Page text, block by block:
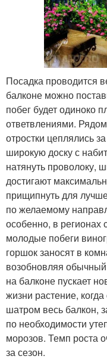
Посадка проводится
балконе можно
побег будет одиноко
ответвлениями.
отростки цеплялись
широкую доску с
натянуть проволоку,
достигают
прищипнуть для
по желаемому
особенно, в
молодые побеги
горшок заносят в
возобновляя
на балконе пускает
жизни растение,
шатром весь балкон,
по необходимости
морозов. Темп роста
за сезон.